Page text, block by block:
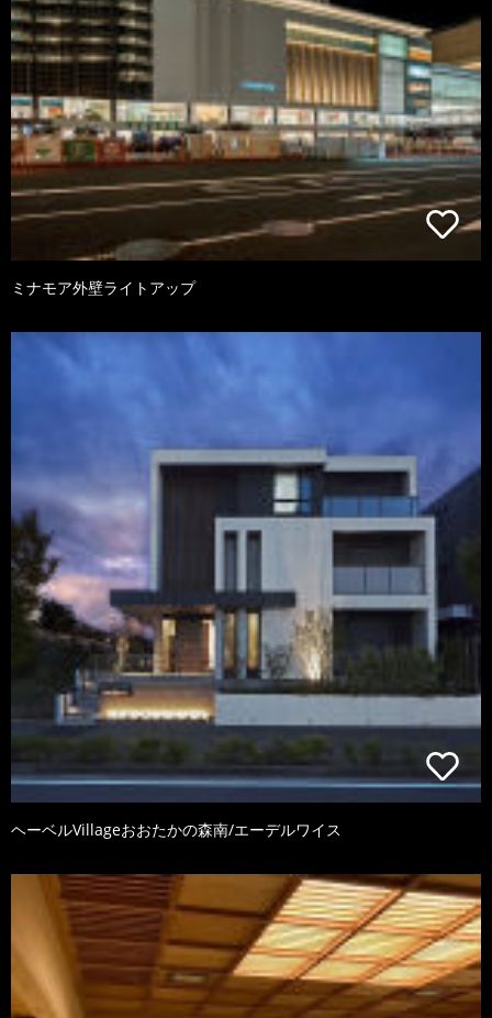
ミナモア外壁ライトアップ
ヘーベルVillageおおたかの森南/エーデルワイス